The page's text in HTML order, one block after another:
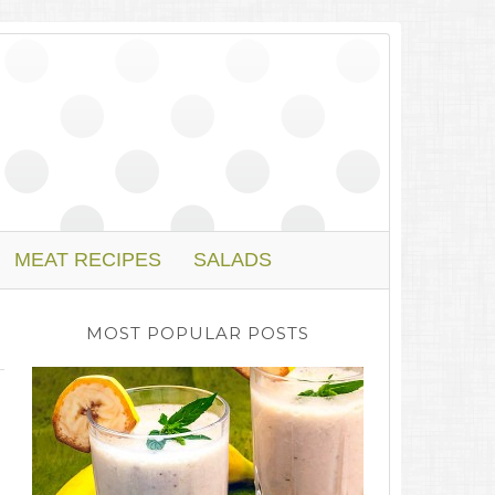
MEAT RECIPES SALADS
MOST POPULAR POSTS